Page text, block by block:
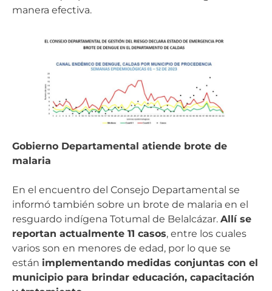
manera efectiva.
Gobierno Departamental atiende brote de
malaria
En el encuentro del Consejo Departamental se
informó también sobre un brote de malaria en el
resguardo indígena Totumal de Belalcázar. Allí se
reportan actualmente 11 casos, entre los cuales
varios son en menores de edad, por lo que se
están implementando medidas conjuntas con el
municipio para brindar educación, capacitación